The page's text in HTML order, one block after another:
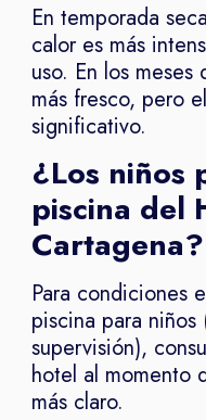
En temporada
calor es más
uso. En los
más fresco, pero
significativo.
¿Los niños
piscina del
Cartagena?
Para condiciones
piscina para
supervisión),
hotel al momento
más claro.